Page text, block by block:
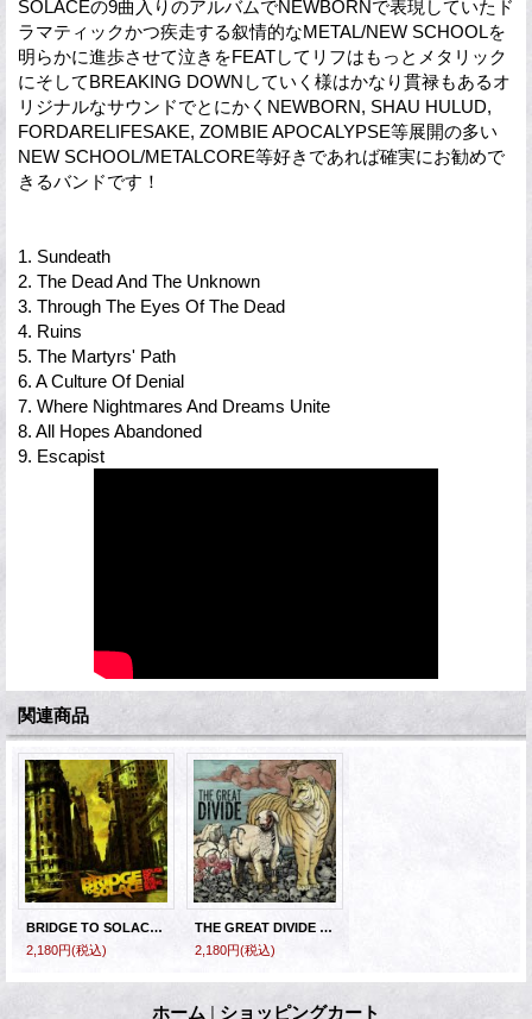
SOLACEの9曲入りのアルバムでNEWBORNで表現していたド
ラマティックかつ疾走する叙情的なMETAL/NEW SCHOOLを
明らかに進歩させて泣きをFEATしてリフはもっとメタリック
にそしてBREAKING DOWNしていく様はかなり貫禄もあるオ
リジナルなサウンドでとにかくNEWBORN, SHAU HULUD,
FORDARELIFESAKE, ZOMBIE APOCALYPSE等展開の多い
NEW SCHOOL/METALCORE等好きであれば確実にお勧めで
きるバンドです！
1. Sundeath
2. The Dead And The Unknown
3. Through The Eyes Of The Dead
4. Ruins
5. The Martyrs' Path
6. A Culture Of Denial
7. Where Nightmares And Dreams Unite
8. All Hopes Abandoned
9. Escapist
関連商品
BRIDGE TO SOLACE - House Of The Dying Sun [CD]
2,180円(税込)
THE GREAT DIVIDE - Tales Of Innocence.. [CD]
2,180円(税込)
ホーム | ショッピングカート